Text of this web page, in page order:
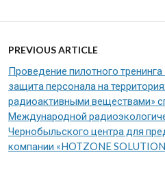
PREVIOUS ARTICLE
Проведение пилотного
защита персонала на
радиоактивными веществами»
Международной
Чернобыльского центра для
компании «HOTZONE